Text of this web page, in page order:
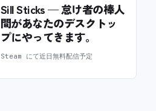
Sill Sticks — 怠け者の棒人
間があなたのデスクトッ
プにやってきます。
Steam にて近日無料配信予定